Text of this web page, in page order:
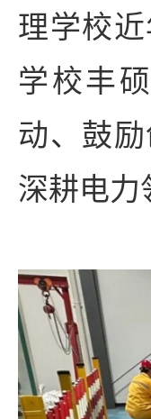
理学校
学校丰
动、鼓
深耕电